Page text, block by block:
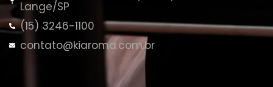
Lange/SP
(15) 3246-1100
contato@kiaroma.com.br